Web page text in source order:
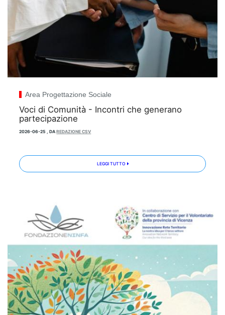
Area Progettazione Sociale
Voci di Comunità - Incontri che generano
partecipazione
2026-06-25 ,DAREDAZIONE CSV
LEGGI TUTTO